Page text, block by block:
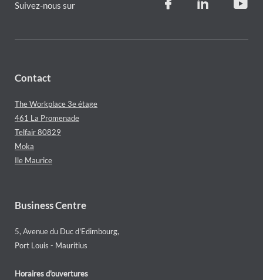
Suivez-nous sur
Contact
The Workplace 3e étage
461 La Promenade
Telfair 80829
Moka
Ile Maurice
Business Centre
5, Avenue du Duc d'Edimbourg,
Port Louis - Mauritius
Horaires d'ouvertures